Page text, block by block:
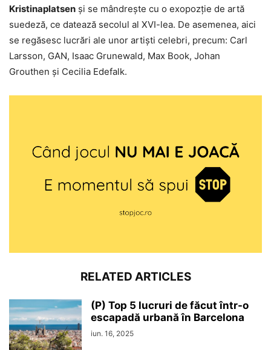
Kristinaplatsen și se mândrește cu o exopozție de artă
suedeză, ce datează secolul al XVI-lea. De asemenea, aici
se regăsesc lucrări ale unor artiști celebri, precum: Carl
Larsson, GAN, Isaac Grunewald, Max Book, Johan
Grouthen și Cecilia Edefalk.
RELATED ARTICLES
(P) Top 5 lucruri de făcut într-o
escapadă urbană în Barcelona
iun. 16, 2025